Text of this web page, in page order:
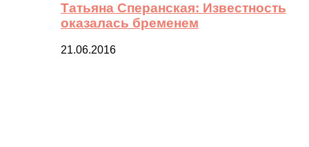
Татьяна Сперанская: Известность
оказалась бременем
21.06.2016